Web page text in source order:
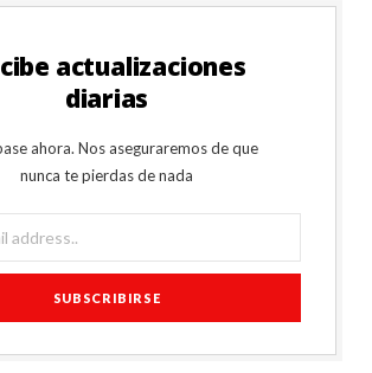
actualizaciones
diarias
ahora. Nos aseguraremos de que
nunca te pierdas de nada